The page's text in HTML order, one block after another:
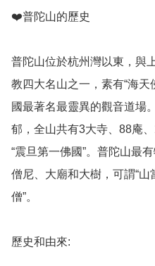
❤️普陀山的歷史
普陀山位於杭州灣以東，與
教四大名山之一，素有“海天
國最著名最靈異的觀音道場
郁，全山共有3大寺、88庵
“震旦第一佛國”。普陀山最
僧尼、大廟和大樹，可謂“
僧”。
歷史和由來: